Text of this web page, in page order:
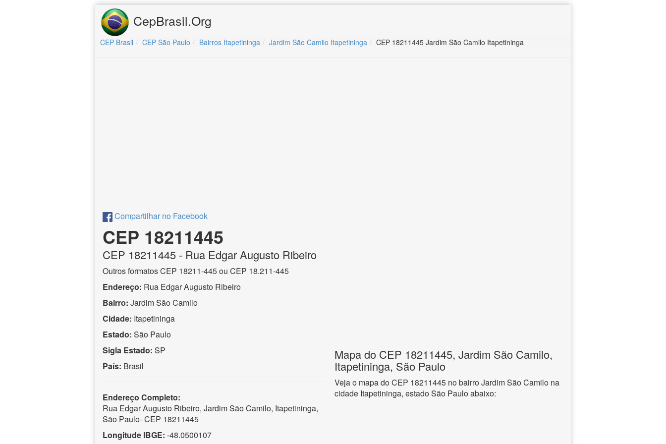
CepBrasil.Org
CEP Brasil CEP São Paulo Bairros Itapetininga Jardim São Camilo Itapetininga CEP 18211445 Jardim São Camilo Itapetininga
Compartilhar no Facebook
CEP 18211445
CEP 18211445 - Rua Edgar Augusto Ribeiro
Outros formatos CEP 18211-445 ou CEP 18.211-445
Endereço: Rua Edgar Augusto Ribeiro
Bairro: Jardim São Camilo
Cidade: Itapetininga
Estado: São Paulo
Sigla Estado: SP
País: Brasil
Endereço Completo:
Rua Edgar Augusto Ribeiro, Jardim São Camilo, Itapetininga,
São Paulo- CEP 18211445
Longitude IBGE: -48.0500107
Mapa do CEP 18211445, Jardim São Camilo,
Itapetininga, São Paulo
Veja o mapa do CEP 18211445 no bairro Jardim São Camilo na
cidade Itapetininga, estado São Paulo abaixo: